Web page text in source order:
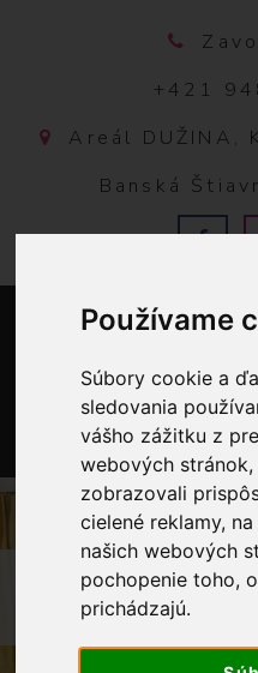
Používame
Súbory cookie a
sledovania
vášho zážitku z
webových
zobrazovali
cielené reklamy,
našich webových
pochopenie toho,
prichádzajú.
+421
Areál DUŽINA,
Banská
OBCHOD
POPRUH 100%